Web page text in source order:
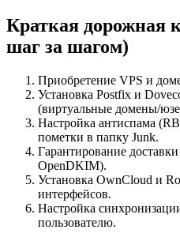
Краткая дорожная
шаг за шагом)
Приобретение VPS и
Установка Postfix и
(виртуальные домены/
Настройка антиспама
пометки в папку Junk.
Гарантирование
OpenDKIM).
Установка OwnCloud и
интерфейсов.
Настройка
пользователю.